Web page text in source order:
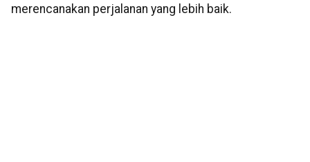
merencanakan perjalanan yang lebih baik.